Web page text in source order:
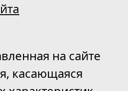
на сайте
касающаяся